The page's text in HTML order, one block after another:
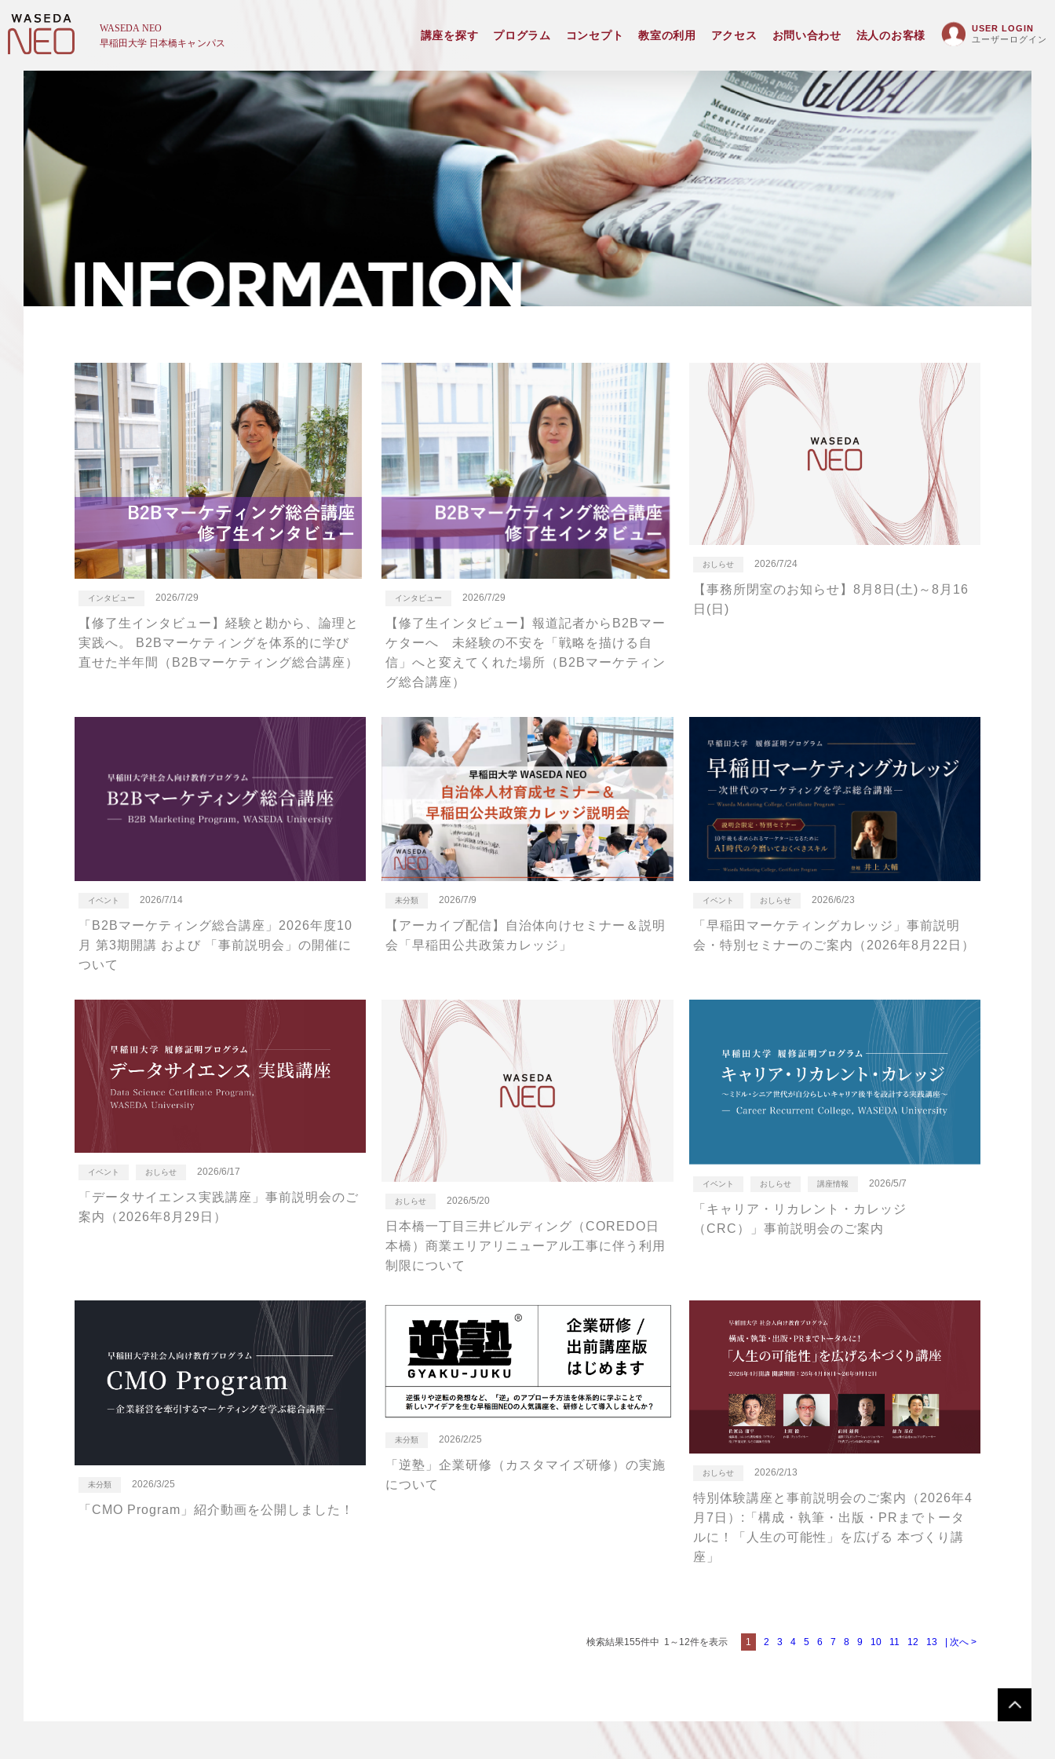
講座を探す プログラム コンセプト 教室の利用 アクセス お問い合わせ 法人のお客様
USER LOGIN
ユーザーログイン
インタビュー 2026/7/29
【修了生インタビュー】経験と勘から、論理と
実践へ。 B2Bマーケティングを体系的に学び
直せた半年間（B2Bマーケティング総合講座）
インタビュー 2026/7/29
【修了生インタビュー】報道記者からB2Bマー
ケターへ 未経験の不安を「戦略を描ける自
信」へと変えてくれた場所（B2Bマーケティン
グ総合講座）
おしらせ 2026/7/24
【事務所閉室のお知らせ】8月8日(土)～8月16
日(日)
イベント 2026/7/14
「B2Bマーケティング総合講座」2026年度10
月 第3期開講 および 「事前説明会」の開催に
ついて
未分類 2026/7/9
【アーカイブ配信】自治体向けセミナー＆説明
会「早稲田公共政策カレッジ」
イベント おしらせ 2026/6/23
「早稲田マーケティングカレッジ」事前説明
会・特別セミナーのご案内（2026年8月22日）
イベント おしらせ 2026/6/17
「データサイエンス実践講座」事前説明会のご
案内（2026年8月29日）
おしらせ 2026/5/20
日本橋一丁目三井ビルディング（COREDO日
本橋）商業エリアリニューアル工事に伴う利用
制限について
イベント おしらせ 講座情報 2026/5/7
「キャリア・リカレント・カレッジ
（CRC）」事前説明会のご案内
未分類 2026/3/25
「CMO Program」紹介動画を公開しました！
未分類 2026/2/25
「逆塾」企業研修（カスタマイズ研修）の実施
について
おしらせ 2026/2/13
特別体験講座と事前説明会のご案内（2026年4
月7日）:「構成・執筆・出版・PRまでトータ
ルに！「人生の可能性」を広げる 本づくり講
座」
検索結果155件中 1～12件を表示 1 2 3 4 5 6 7 8 9 10 11 12 13 | 次へ >